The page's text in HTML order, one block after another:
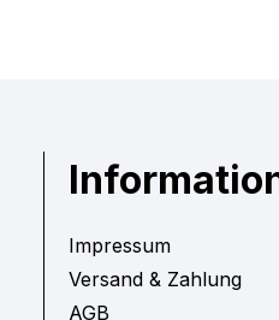
Impressum
Versand & Zahlung
AGB